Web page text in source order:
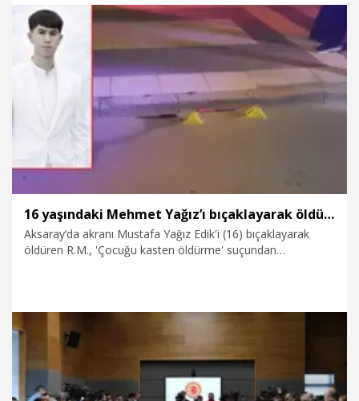
8.08.2026 Gündem
16 yaşındaki Mehmet Yağız’ı bıçaklayarak öldüren akranına 16 yıl hapis cezası
Aksaray’da akranı Mustafa Yağız Edik'i (16) bıçaklayarak
öldüren R.M., 'Çocuğu kasten öldürme' suçundan
bizim kabul edeceğimiz ya da ailenin ateşini söndürecek bir
netice olmadı'' dedi.
8.08.2026